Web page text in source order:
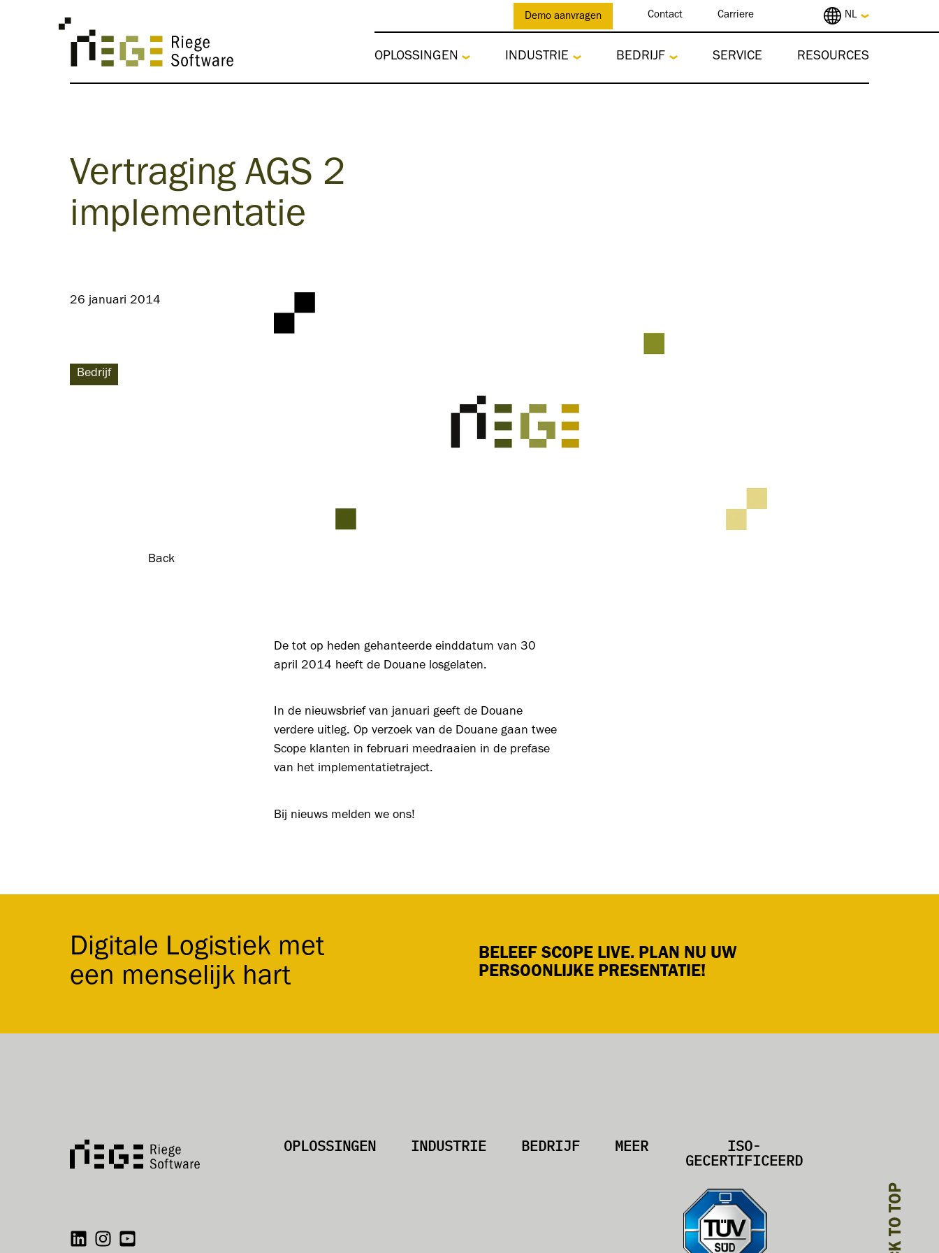
Demo aanvragen Contact Carriere NL
OPLOSSINGEN INDUSTRIE BEDRIJF SERVICE RESOURCES
Vertraging AGS 2
implementatie
26 januari 2014
Bedrijf
Back
De tot op heden gehanteerde einddatum van 30
april 2014 heeft de Douane losgelaten.
In de nieuwsbrief van januari geeft de Douane
verdere uitleg. Op verzoek van de Douane gaan twee
Scope klanten in februari meedraaien in de prefase
van het implementatietraject.
Bij nieuws melden we ons!
BELEEF SCOPE LIVE. PLAN NU UW
PERSOONLIJKE PRESENTATIE!
Digitale Logistiek met
een menselijk hart
ISO-
GECERTIFICEERD
MEER
BEDRIJF
INDUSTRIE
OPLOSSINGEN